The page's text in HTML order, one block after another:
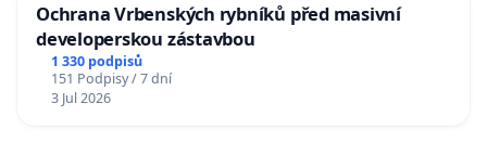
Ochrana Vrbenských rybníků před masivní
developerskou zástavbou
1 330 podpisů
151 Podpisy / 7 dní
3 Jul 2026